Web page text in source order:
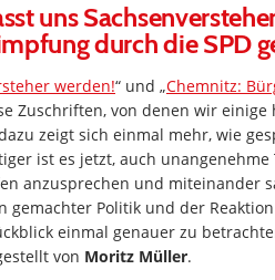
uns
durch die SPD
werden!“ und „Chemnitz:
Zuschriften, von denen wir
zeigt sich einmal mehr, wie
ist es jetzt, auch unangenehme
anzusprechen und miteinander
gemachter Politik und der
einmal genauer zu
von Moritz Müller.